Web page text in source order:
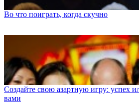
Во что поиграть, когда скучно
Создайте свою азартную игру: успех
вами